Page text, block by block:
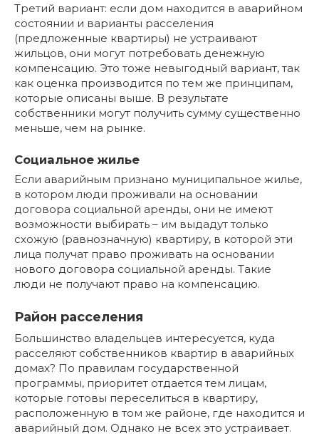
Третий вариант: если дом находится в аварийном
состоянии и варианты расселения
(предложенные квартиры) не устраивают
жильцов, они могут потребовать денежную
компенсацию. Это тоже невыгодный вариант, так
как оценка производится по тем же принципам,
которые описаны выше. В результате
собственники могут получить сумму существенно
меньше, чем на рынке.
Социальное жилье
Если аварийным признано муниципальное жилье,
в котором люди проживали на основании
договора социальной аренды, они не имеют
возможности выбирать – им выдадут только
схожую (равнозначную) квартиру, в которой эти
лица получат право проживать на основании
нового договора социальной аренды. Такие
люди не получают право на компенсацию.
Район расселения
Большинство владельцев интересуется, куда
расселяют собственников квартир в аварийных
домах? По правилам государственной
программы, приоритет отдается тем лицам,
которые готовы переселиться в квартиру,
расположенную в том же районе, где находится и
аварийный дом. Однако не всех это устраивает.